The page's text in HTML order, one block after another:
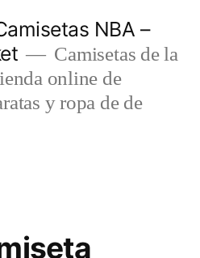
NBA –
Camisetas de la
online de
y ropa de de